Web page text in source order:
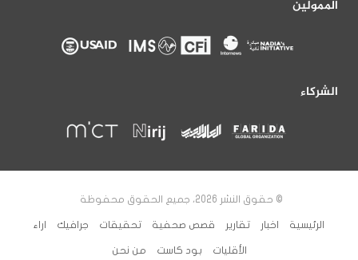
الممولين
الشركاء
© حقوق النشر 2026، جميع الحقوق محفوظة
الرئيسية اخبار تقارير قصص صحفية تحقيقات جرافيك اراء
الأقليات بود كاست من نحن